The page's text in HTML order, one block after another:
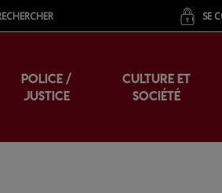
SE
POLICE /
JUSTICE
CULTURE ET
SOCIÉTÉ